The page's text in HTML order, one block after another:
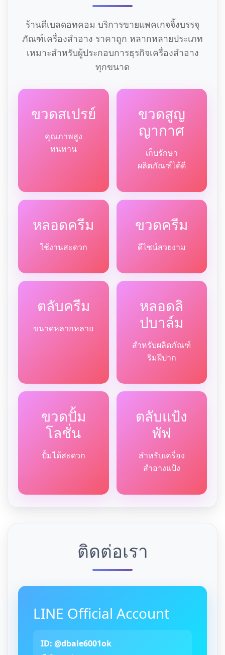
ร้านดีเบลดอทคอม บริการขายแพคเกจจิ้งบรรจุ
ภัณฑ์เครื่องสำอาง ราคาถูก หลากหลายประเภท
เหมาะสำหรับผู้ประกอบการธุรกิจเครื่องสำอาง
ทุกขนาด
ขวดสเปรย์
คุณภาพสูง
ทนทาน
ขวดสูญ
ญากาศ
เก็บรักษา
ผลิตภัณฑ์ได้ดี
หลอดครีม
ใช้งานสะดวก
ขวดครีม
ดีไซน์สวยงาม
ตลับครีม
ขนาดหลากหลาย
หลอดลิ
ปบาล์ม
สำหรับผลิตภัณฑ์
ริมฝีปาก
ขวดปั้ม
โลชั่น
ปั้มได้สะดวก
ตลับแป้ง
พัฟ
สำหรับเครื่อง
สำอางแป้ง
ติดต่อเรา
LINE Official Account
ID: @dbale6001ok